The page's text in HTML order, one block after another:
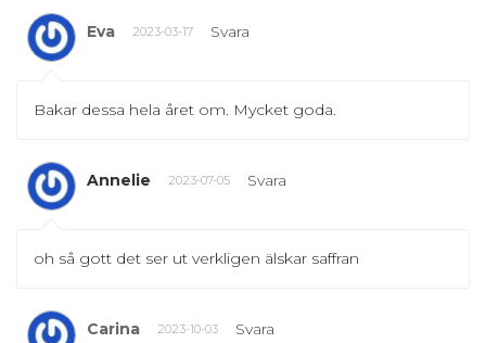
Eva 2023-03-17 Svara
Bakar dessa hela året om. Mycket goda.
Annelie 2023-07-05 Svara
oh så gott det ser ut verkligen älskar saffran
Carina 2023-10-03 Svara